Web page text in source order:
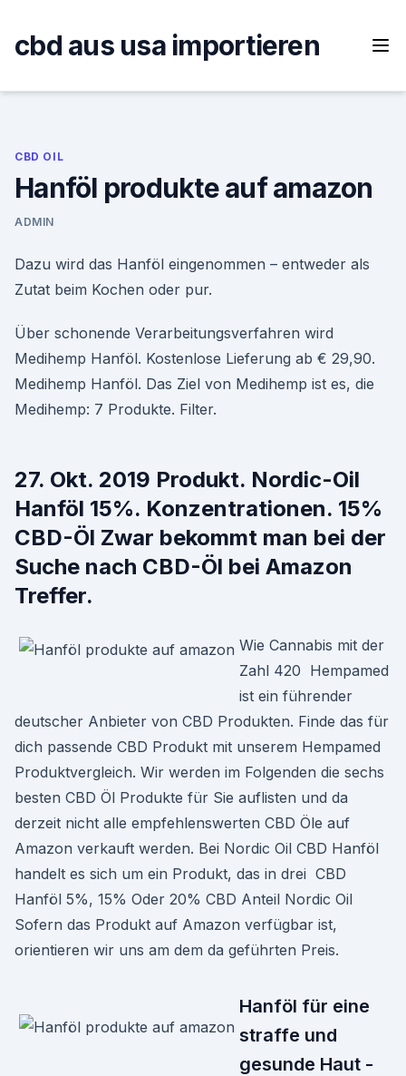
content
cbd aus usa importieren
CBD OIL
Hanföl produkte auf amazon
ADMIN
Dazu wird das Hanföl eingenommen – entweder als
Zutat beim Kochen oder pur.
Über schonende Verarbeitungsverfahren wird
Medihemp Hanföl. Kostenlose Lieferung ab € 29,90.
Medihemp Hanföl. Das Ziel von Medihemp ist es, die
Medihemp: 7 Produkte. Filter.
27. Okt. 2019 Produkt. Nordic-Oil
Hanföl 15%. Konzentrationen. 15%
CBD-Öl Zwar bekommt man bei der
Suche nach CBD-Öl bei Amazon
Treffer.
Wie Cannabis mit der
Zahl 420 Hempamed
ist ein führender
deutscher Anbieter von CBD Produkten. Finde das für
dich passende CBD Produkt mit unserem Hempamed
Produktvergleich. Wir werden im Folgenden die sechs
besten CBD Öl Produkte für Sie auflisten und da
derzeit nicht alle empfehlenswerten CBD Öle auf
Amazon verkauft werden. Bei Nordic Oil CBD Hanföl
handelt es sich um ein Produkt, das in drei CBD
Hanföl 5%, 15% Oder 20% CBD Anteil Nordic Oil
Sofern das Produkt auf Amazon verfügbar ist,
orientieren wir uns am dem da geführten Preis.
Hanföl für eine
straffe und
gesunde Haut -